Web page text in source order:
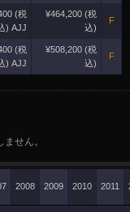
(税
) AJJ
¥464,200 (税
込)
F
(税
) AJJ
¥508,200 (税
込)
F
せん。
2008 2009 2010 2011